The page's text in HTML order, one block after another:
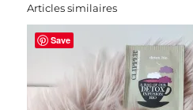
Articles similaires
Save